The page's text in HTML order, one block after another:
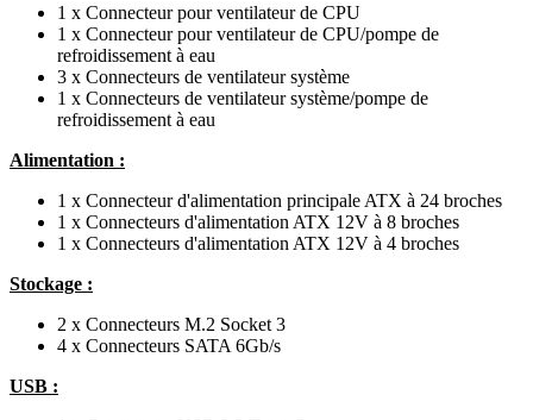
1 x Connecteur pour ventilateur de CPU
1 x Connecteur pour ventilateur de CPU/pompe de
refroidissement à eau
3 x Connecteurs de ventilateur système
1 x Connecteurs de ventilateur système/pompe de
refroidissement à eau
Alimentation :
1 x Connecteur d'alimentation principale ATX à 24 broches
1 x Connecteurs d'alimentation ATX 12V à 8 broches
1 x Connecteurs d'alimentation ATX 12V à 4 broches
Stockage :
2 x Connecteurs M.2 Socket 3
4 x Connecteurs SATA 6Gb/s
USB :